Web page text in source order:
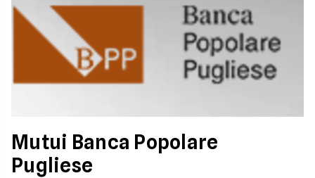
Mutui Banca Popolare
Pugliese